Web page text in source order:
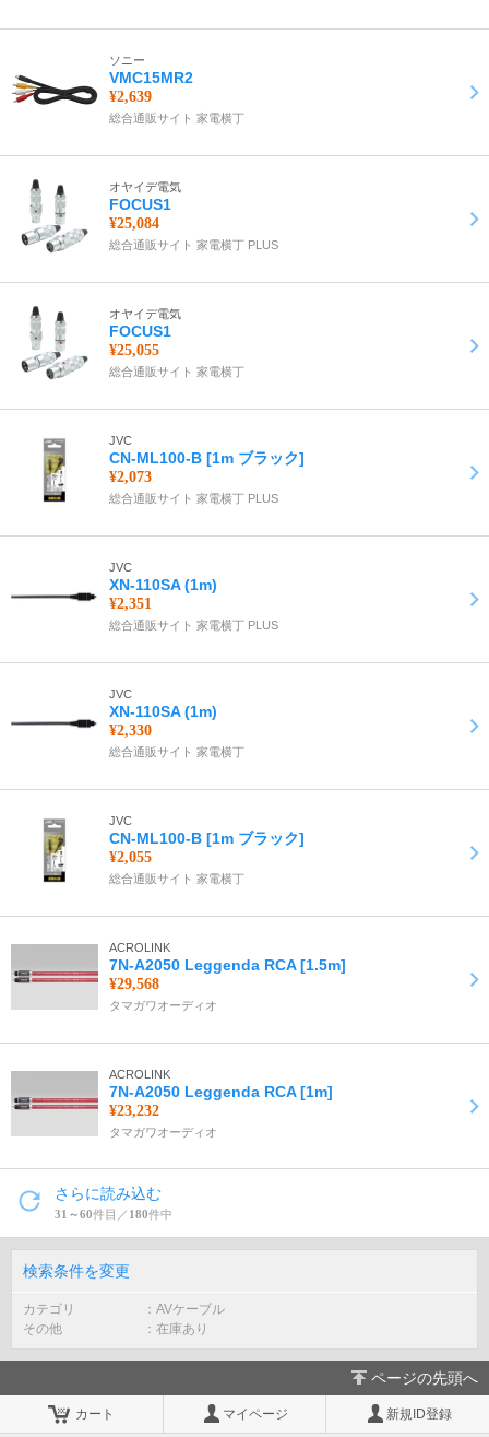
ソニー
VMC15MR2
¥2,639
総合通販サイト 家電横丁
オヤイデ電気
FOCUS1
¥25,084
総合通販サイト 家電横丁 PLUS
オヤイデ電気
FOCUS1
¥25,055
総合通販サイト 家電横丁
JVC
CN-ML100-B [1m ブラック]
¥2,073
総合通販サイト 家電横丁 PLUS
JVC
XN-110SA (1m)
¥2,351
総合通販サイト 家電横丁 PLUS
JVC
XN-110SA (1m)
¥2,330
総合通販サイト 家電横丁
JVC
CN-ML100-B [1m ブラック]
¥2,055
総合通販サイト 家電横丁
ACROLINK
7N-A2050 Leggenda RCA [1.5m]
¥29,568
タマガワオーディオ
ACROLINK
7N-A2050 Leggenda RCA [1m]
¥23,232
タマガワオーディオ
さらに読み込む
31～60件目／ 180件中
検索条件を変更
カテゴリ
AVケーブル
その他
在庫あり
ページの先頭へ
カート マイページ 新規ID登録